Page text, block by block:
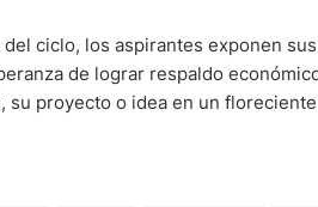
del ciclo, los aspirantes exponen
de lograr respaldo
su proyecto o idea en un